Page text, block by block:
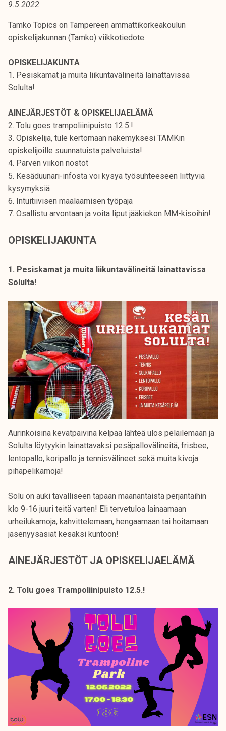
t
i
r
k
e
k
o
u
u
n
o
p
i
k
e
i
j
t
a
9.5.2022
Tamko Topics on Tampereen ammattikorkeakoulun
opiskelijakunnan (Tamko) viikkotiedote.
OPISKELIJAKUNTA
1. Pesiskamat ja muita liikuntavälineitä lainattavissa
Solulta!
AINEJÄRJESTÖT & OPISKELIJAELÄMÄ
2. Tolu goes trampoliinipuisto 12.5.!
3. Opiskelija, tule kertomaan näkemyksesi TAMKin
opiskelijoille suunnatuista palveluista!
4. Parven viikon nostot
5. Kesäduunari-infosta voi kysyä työsuhteeseen liittyviä
kysymyksiä
6. Intuitiivisen maalaamisen työpaja
7. Osallistu arvontaan ja voita liput jääkiekon MM-kisoihin!
OPISKELIJAKUNTA
1. Pesiskamat ja muita liikuntavälineitä lainattavissa
Solulta!
Aurinkoisina kevätpäivinä kelpaa lähteä ulos pelailemaan ja
Solulta löytyykin lainattavaksi pesäpallovälineitä, frisbee,
lentopallo, koripallo ja tennisvälineet sekä muita kivoja
pihapelikamoja!
Solu on auki tavalliseen tapaan maanantaista perjantaihin
klo 9-16 juuri teitä varten! Eli tervetuloa lainaamaan
urheilukamoja, kahvittelemaan, hengaamaan tai hoitamaan
jäsenyysasiat kesäksi kuntoon!
AINEJÄRJESTÖT JA OPISKELIJAELÄMÄ
2. Tolu goes Trampoliinipuisto 12.5.!